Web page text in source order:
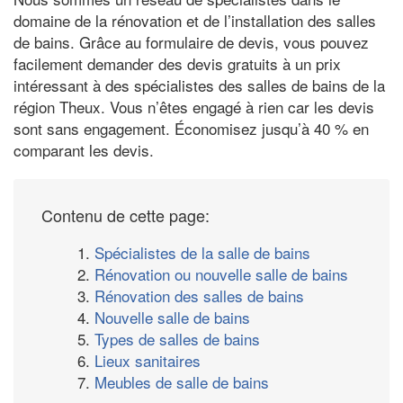
domaine de la rénovation et de l’installation des salles
de bains. Grâce au formulaire de devis, vous pouvez
facilement demander des devis gratuits à un prix
intéressant à des spécialistes des salles de bains de la
région Theux. Vous n’êtes engagé à rien car les devis
sont sans engagement. Économisez jusqu’à 40 % en
comparant les devis.
Contenu de cette page:
1. Spécialistes de la salle de bains
2. Rénovation ou nouvelle salle de bains
3. Rénovation des salles de bains
4. Nouvelle salle de bains
5. Types de salles de bains
6. Lieux sanitaires
7. Meubles de salle de bains